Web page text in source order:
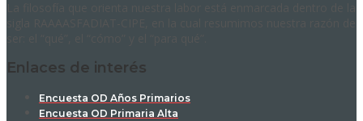
Enlaces de interés
Encuesta OD Años Primarios
Encuesta OD Primaria Alta